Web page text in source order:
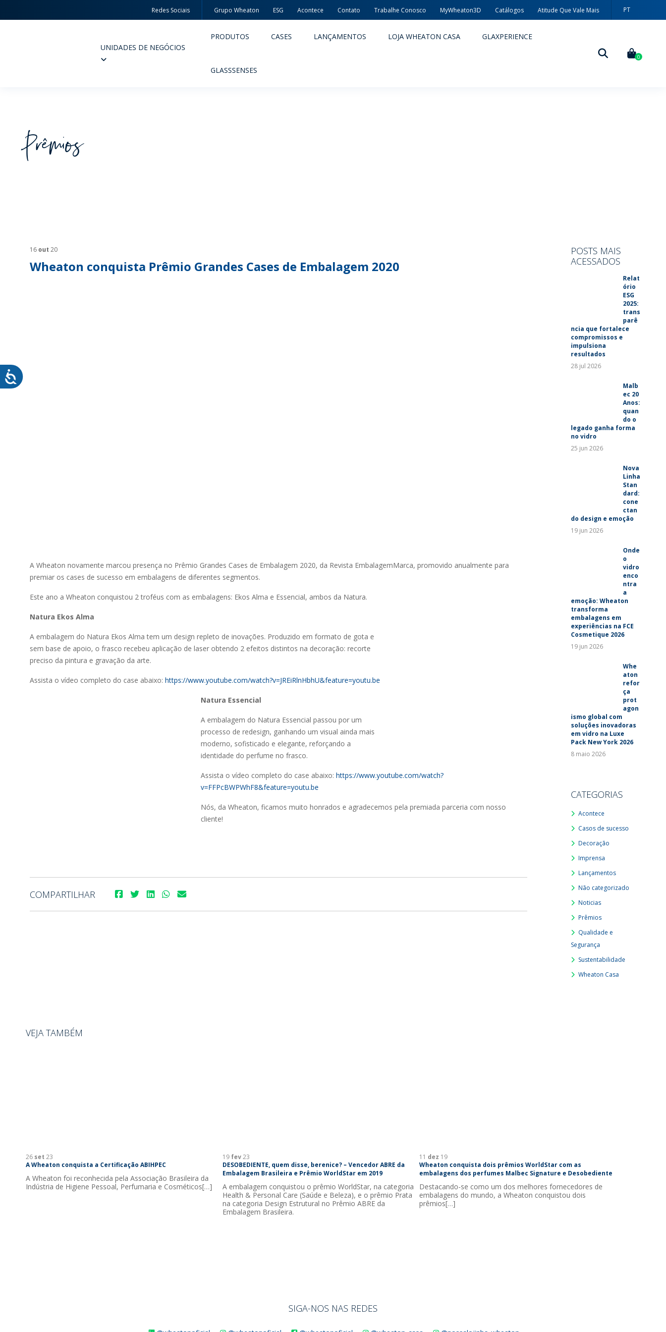
Redes Sociais Grupo Wheaton ESG Acontece Contato Trabalhe Conosco MyWheaton3D Catálogos Atitude Que Vale Mais PT
UNIDADES DE NEGÓCIOS
PRODUTOS CASES LANÇAMENTOS LOJA WHEATON CASA GLAXPERIENCE
GLASSSENSES
0
Prêmios
16 out 20
Wheaton conquista Prêmio Grandes Cases de Embalagem 2020
A Wheaton novamente marcou presença no Prêmio Grandes Cases de Embalagem 2020, da Revista EmbalagemMarca, promovido anualmente para
premiar os cases de sucesso em embalagens de diferentes segmentos.
Este ano a Wheaton conquistou 2 troféus com as embalagens: Ekos Alma e Essencial, ambos da Natura.
Natura Ekos Alma
A embalagem do Natura Ekos Alma tem um design repleto de inovações. Produzido em formato de gota e
sem base de apoio, o frasco recebeu aplicação de laser obtendo 2 efeitos distintos na decoração: recorte
preciso da pintura e gravação da arte.
Assista o vídeo completo do case abaixo: https://www.youtube.com/watch?v=JREiRlnHbhU&feature=youtu.be
Natura Essencial
A embalagem do Natura Essencial passou por um
processo de redesign, ganhando um visual ainda mais
moderno, sofisticado e elegante, reforçando a
identidade do perfume no frasco.
Assista o vídeo completo do case abaixo: https://www.youtube.com/watch?
v=FFPcBWPWhF8&feature=youtu.be
Nós, da Wheaton, ficamos muito honrados e agradecemos pela premiada parceria com nosso
cliente!
COMPARTILHAR
POSTS MAIS
ACESSADOS
Relat
ório
ESG
2025:
trans
parê
ncia que fortalece
compromissos e
impulsiona
resultados
28 jul 2026
Malb
ec 20
Anos:
quan
do o
legado ganha forma
no vidro
25 jun 2026
Nova
Linha
Stan
dard:
cone
ctan
do design e emoção
19 jun 2026
Onde
o
vidro
enco
ntra
a
emoção: Wheaton
transforma
embalagens em
experiências na FCE
Cosmetique 2026
19 jun 2026
Whe
aton
refor
ça
prot
agon
ismo global com
soluções inovadoras
em vidro na Luxe
Pack New York 2026
8 maio 2026
CATEGORIAS
Acontece
Casos de sucesso
Decoração
Imprensa
Lançamentos
Não categorizado
Noticias
Prêmios
Qualidade e
Segurança
Sustentabilidade
Wheaton Casa
VEJA TAMBÉM
26 set 23
A Wheaton conquista a Certificação ABIHPEC
A Wheaton foi reconhecida pela Associação Brasileira da
Indústria de Higiene Pessoal, Perfumaria e Cosméticos[…]
19 fev23
DESOBEDIENTE, quem disse, berenice? – Vencedor ABRE da
Embalagem Brasileira e Prêmio WorldStar em 2019
A embalagem conquistou o prêmio WorldStar, na categoria
Health & Personal Care (Saúde e Beleza), e o prêmio Prata
na categoria Design Estrutural no Prêmio ABRE da
Embalagem Brasileira.
11 dez 19
Wheaton conquista dois prêmios WorldStar com as
embalagens dos perfumes Malbec Signature e Desobediente
Destacando-se como um dos melhores fornecedores de
embalagens do mundo, a Wheaton conquistou dois
prêmios[…]
SIGA-NOS NAS REDES